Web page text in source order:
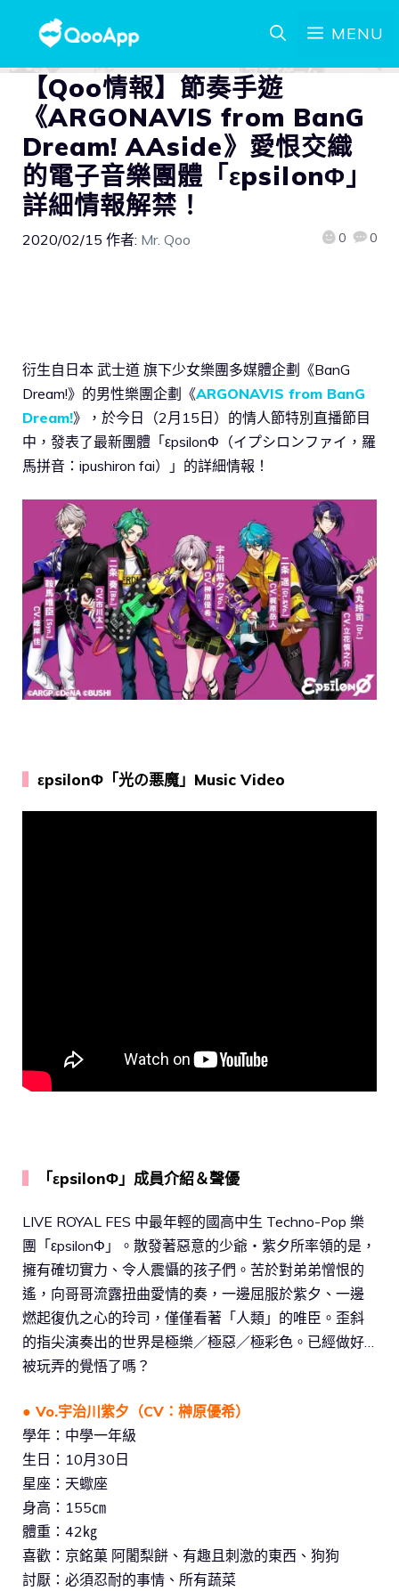
MENU
【Qoo情報】節奏手遊
《ARGONAVIS from BanG
Dream! AAside》愛恨交織
的電子音樂團體「εpsilonΦ」
詳細情報解禁！
2020/02/15 作者: Mr. Qoo 0 0
衍生自日本 武士道 旗下少女樂團多媒體企劃《BanG
Dream!》的男性樂團企劃《ARGONAVIS from BanG
Dream!》，於今日（2月15日）的情人節特別直播節目
中，發表了最新團體「εpsilonΦ（イプシロンファイ，羅
馬拼音：ipushiron fai）」的詳細情報！
εpsilonΦ「光の悪魔」Music Video
「εpsilonΦ」成員介紹＆聲優
LIVE ROYAL FES 中最年輕的國高中生 Techno-Pop 樂
團「εpsilonΦ」。散發著惡意的少爺・紫夕所率領的是，
擁有確切實力、令人震懾的孩子們。苦於對弟弟憎恨的
遙，向哥哥流露扭曲愛情的奏，一邊屈服於紫夕、一邊
燃起復仇之心的玲司，僅僅看著「人類」的唯臣。歪斜
的指尖演奏出的世界是極樂／極惡／極彩色。已經做好…
被玩弄的覺悟了嗎？
● Vo.宇治川紫夕（CV：榊原優希）
學年：中學一年級
生日：10月30日
星座：天蠍座
身高：155㎝
體重：42㎏
喜歡：京銘菓 阿闍梨餅、有趣且刺激的東西、狗狗
討厭：必須忍耐的事情、所有蔬菜